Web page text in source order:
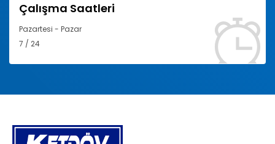
Çalışma Saatleri
Pazartesi - Pazar
7 / 24